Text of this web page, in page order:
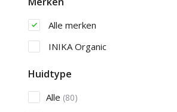
Alle merken
INIKA Organic
Huidtype
Alle (80)